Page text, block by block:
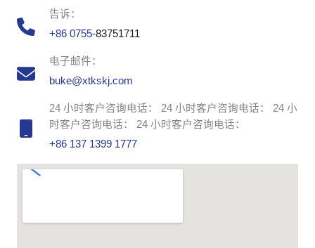
告诉：
+86 0755-83751711
电子邮件：
buke@xtkskj.com
24 小时客户咨询电话： 24 小时客户咨询电话： 24 小
时客户咨询电话： 24 小时客户咨询电话：
+86 137 1399 1777